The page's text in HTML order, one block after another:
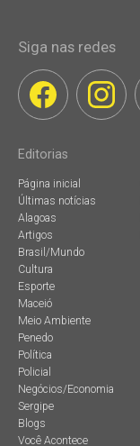
Siga nas redes
Editorias
Página inicial
Últimas notícias
Alagoas
Artigos
Brasil/Mundo
Cultura
Esporte
Maceió
Meio Ambiente
Penedo
Política
Policial
Negócios/Economia
Sergipe
Blogs
Você Acontece